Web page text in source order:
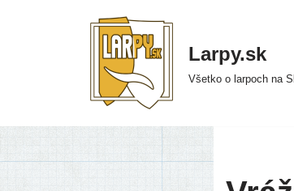
Larpy.sk
Všetko o larpoch na